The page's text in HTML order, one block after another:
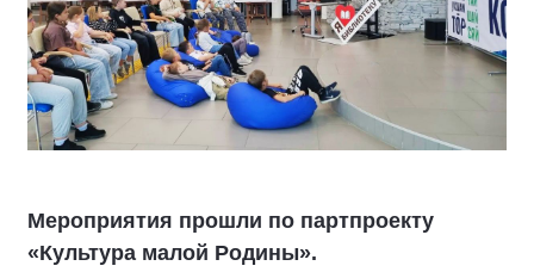
Мероприятия прошли по партпроекту
«Культура малой Родины».